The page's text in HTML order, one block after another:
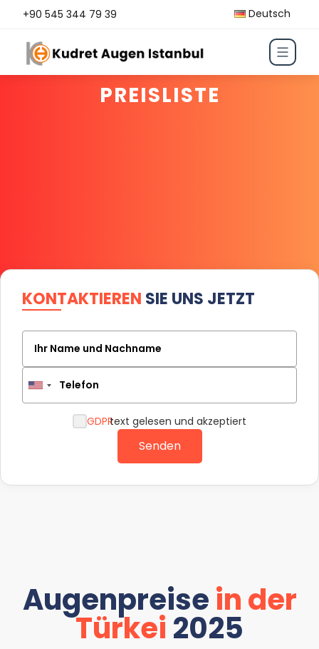
+90 545 344 79 39 Deutsch
PREISLISTE
KONTAKTIEREN SIE UNS JETZT
Ihr Name und Nachname
Telefon
GDPRtext gelesen und akzeptiert
Senden
Augenpreisein der
Türkei 2025